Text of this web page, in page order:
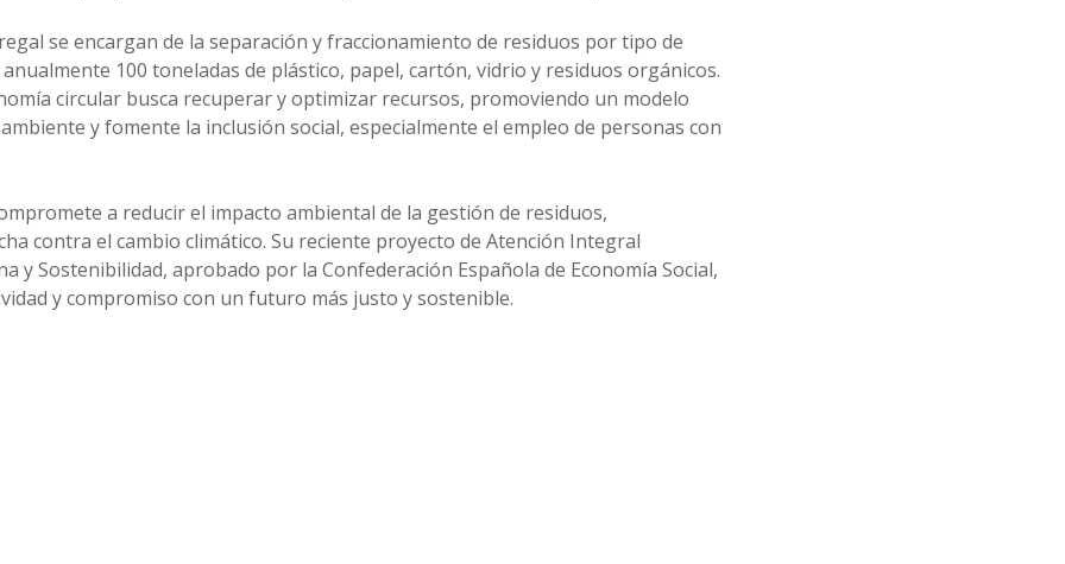
se encargan de la separación y fraccionamiento de residuos por tipo de
100 toneladas de plástico, papel, cartón, vidrio y residuos orgánicos.
circular busca recuperar y optimizar recursos, promoviendo un modelo
y fomente la inclusión social, especialmente el empleo de personas con
a reducir el impacto ambiental de la gestión de residuos,
contra el cambio climático. Su reciente proyecto de Atención Integral
y Sostenibilidad, aprobado por la Confederación Española de Economía Social,
y compromiso con un futuro más justo y sostenible.